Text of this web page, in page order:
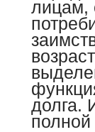
лицам,
долга.
полной